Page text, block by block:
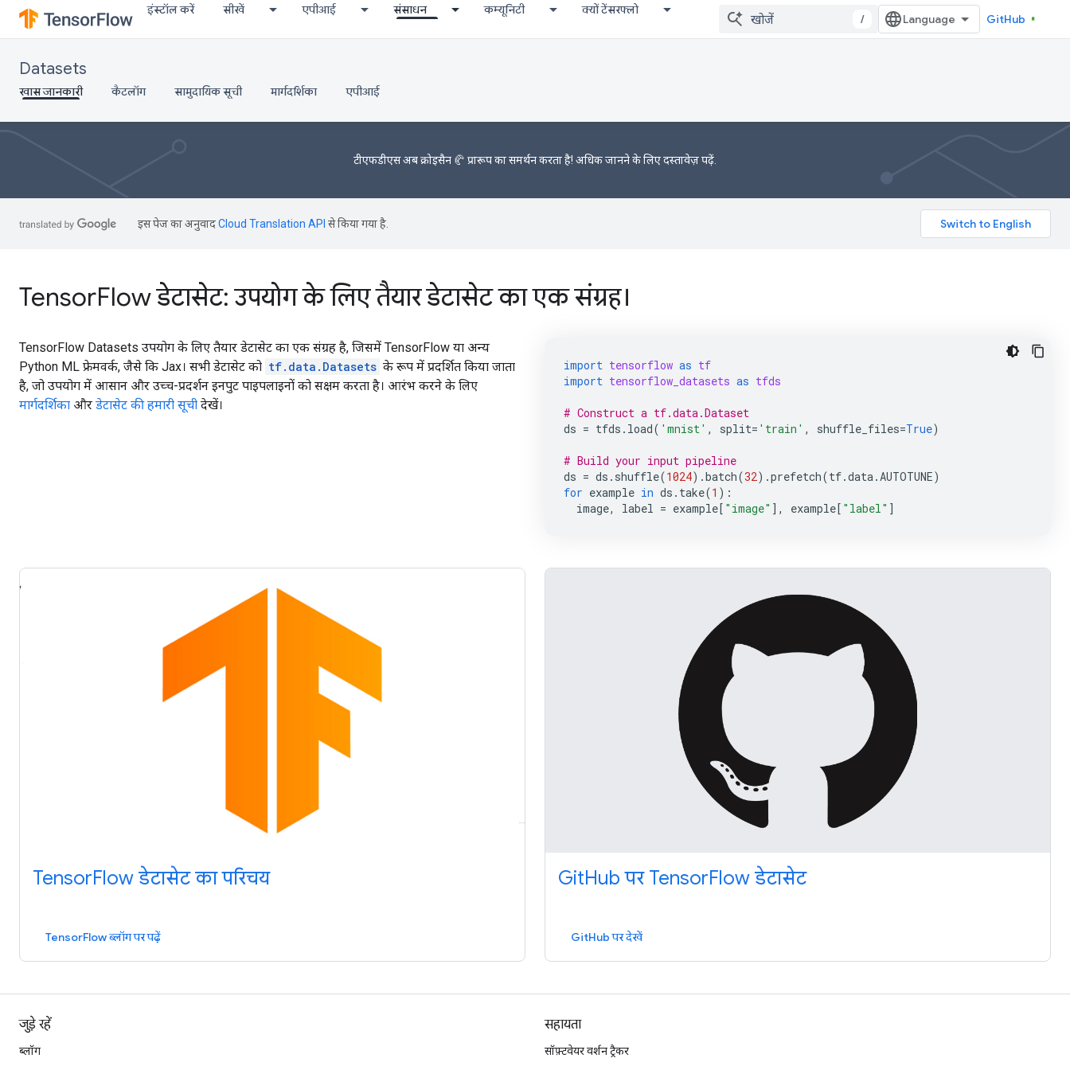
इंस्टॉल करें सीखें एपीआई संसाधन कम्यूनिटी क्यों टेंसरफ्लो
/ GitHub
Datasets
खास जानकारी कैटलॉग सामुदायिक सूची मार्गदर्शिका एपीआई
टीएफडीएस अबक्रोइसैन 🥐 प्रारूप कासमर्थन करता है! अधिक जानने के लिएदस्तावेज़पढ़ें.
इस पेज का अनुवादCloud Translation API से किया गया है.
TensorFlow डेटासेट: उपयोग के लिए तैयार डेटासेट का एक संग्रह।
TensorFlow Datasets उपयोग के लिए तैयार डेटासेट का एक संग्रह है, जिसमें TensorFlow या अन्य
Python ML फ्रेमवर्क, जैसे कि Jax। सभी डेटासेट को tf.data.Datasets के रूप में प्रदर्शित किया जाता
है, जो उपयोग में आसान और उच्च-प्रदर्शन इनपुट पाइपलाइनों को सक्षम करता है। आरंभ करने के लिए
मार्गदर्शिका और डेटासेट की हमारी सूची देखें।
import tensorflow as tf
import tensorflow_datasets as tfds
# Construct a tf.data.Dataset
ds = tfds . load( 'mnist' , split= 'train' , shuffle_files=True)
# Build your input pipeline
ds = ds . shuffle(1024) .batch(32) .prefetch(tf.data.AUTOTUNE)
for example in ds . take(1 ):
image, label = example[ "image" ], example[ "label" ]
TensorFlow डेटासेट का परिचय
TensorFlow ब्लॉग पर पढ़ें
GitHub पर TensorFlow डेटासेट
GitHub पर देखें
जुड़े रहें
ब्लॉग
सहायता
सॉफ़्टवेयर वर्शन ट्रैकर